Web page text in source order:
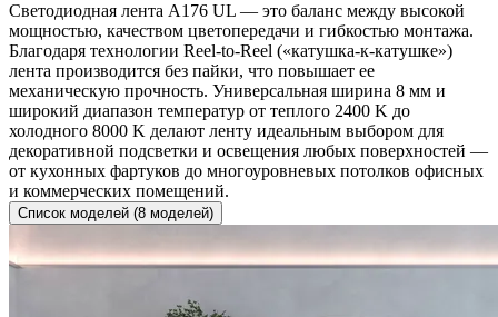
Светодиодная лента A176 UL — это баланс между высокой
мощностью, качеством цветопередачи и гибкостью монтажа.
Благодаря технологии Reel-to-Reel («катушка-к-катушке»)
лента производится без пайки, что повышает ее
механическую прочность. Универсальная ширина 8 мм и
широкий диапазон температур от теплого 2400 K до
холодного 8000 K делают ленту идеальным выбором для
декоративной подсветки и освещения любых поверхностей —
от кухонных фартуков до многоуровневых потолков офисных
и коммерческих помещений.
Список моделей (8 моделей)